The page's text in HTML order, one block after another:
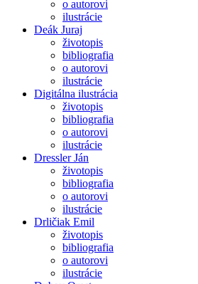
o autorovi
ilustrácie
Deák Juraj
životopis
bibliografia
o autorovi
ilustrácie
Digitálna ilustrácia
životopis
bibliografia
o autorovi
ilustrácie
Dressler Ján
životopis
bibliografia
o autorovi
ilustrácie
Drličiak Emil
životopis
bibliografia
o autorovi
ilustrácie